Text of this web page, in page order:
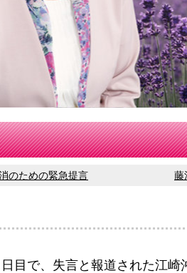
のための緊急提言 藤
目で、失言と報道された江崎